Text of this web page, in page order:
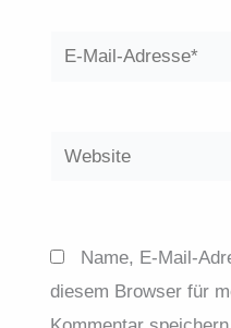
E-
Website
Name, E-Mail-
diesem Browser für